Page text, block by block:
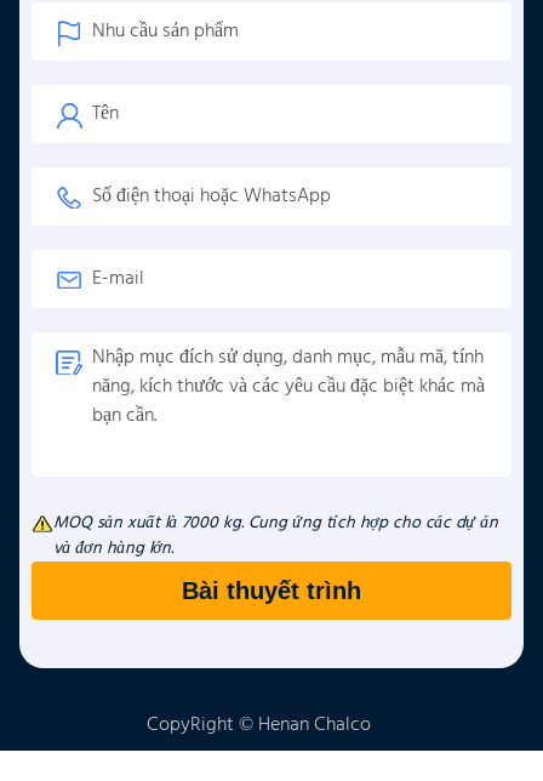
MOQ sản xuất là 7000 kg. Cung ứng tích hợp cho các dự án
và đơn hàng lớn.
CopyRight © Henan Chalco